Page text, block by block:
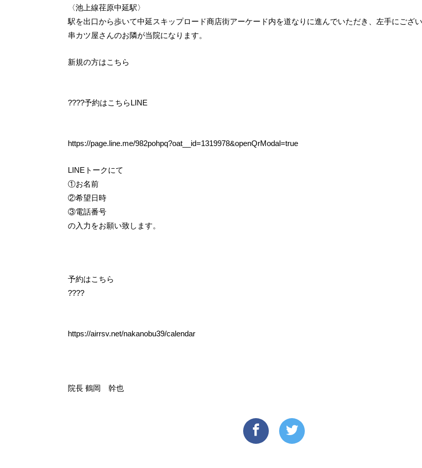
〈池上線荏原中延駅〉
駅を出口から歩いて中延スキップロード商店街アーケード内を道なりに進んでいただき、左手にござい
串カツ屋さんのお隣が当院になります。
新規の方はこちら
????予約はこちらLINE
https://page.line.me/982pohpq?oat__id=1319978&openQrModal=true
LINEトークにて
①お名前
②希望日時
③電話番号
の入力をお願い致します。
予約はこちら
????
https://airrsv.net/nakanobu39/calendar
院長 鶴岡 幹也